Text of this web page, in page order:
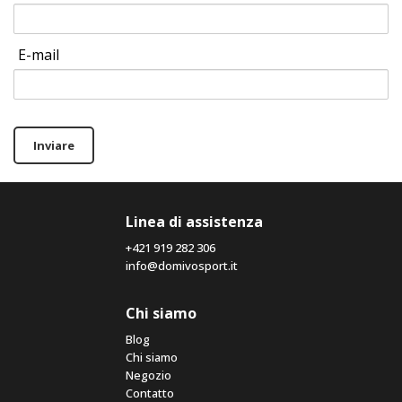
E-mail
Inviare
Linea di assistenza
+421 919 282 306
info@domivosport.it
Chi siamo
Blog
Chi siamo
Negozio
Contatto